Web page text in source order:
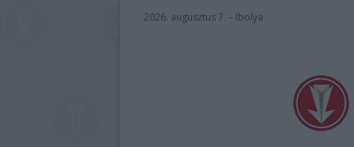
2026. augusztus 7. – Ibolya